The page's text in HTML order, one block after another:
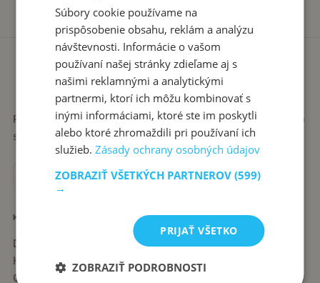
Recepty píše babka Stanka. Jednoduché, poctivé jedlá zo
slovenskej kuchyne, ktoré sa vždy podaria.
KATEGÓRIE
Dezerty
Hlavné jedlá
Chuťovky
Súbory cookie používame na
prispôsobenie obsahu, reklám a analýzu
návštevnosti. Informácie o vašom
používaní našej stránky zdieľame aj s
našimi reklamnými a analytickými
partnermi, ktorí ich môžu kombinovať s
inými informáciami, ktoré ste im poskytli
alebo ktoré zhromaždili pri používaní ich
služieb.Zásady ochrany osobných údajov
ZOBRAZIŤ VŠETKÝCH PARTNEROV(599)
→
PRIJAŤ VŠETKO
ZOBRAZIŤ PODROBNOSTI